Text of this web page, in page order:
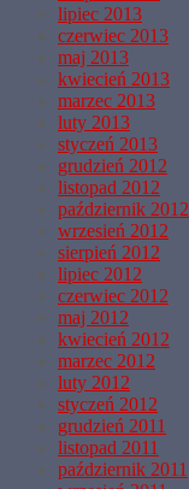
lipiec 2013
czerwiec 2013
maj 2013
kwiecień 2013
marzec 2013
luty 2013
styczeń 2013
grudzień 2012
listopad 2012
październik 2012
wrzesień 2012
sierpień 2012
lipiec 2012
czerwiec 2012
maj 2012
kwiecień 2012
marzec 2012
luty 2012
styczeń 2012
grudzień 2011
listopad 2011
październik 2011